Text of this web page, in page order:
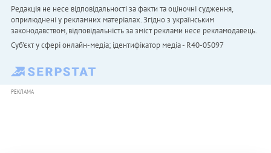
Редакція не несе відповідальності за факти та оціночні судження,
оприлюднені у рекламних матеріалах. Згідно з українським
законодавством, відповідальність за зміст реклами несе рекламодавець.
Cуб'єкт у сфері онлайн-медіа; ідентифікатор медіа - R40-05097
РЕКЛАМА